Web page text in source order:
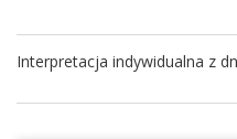
Interpretacja indywidualna z